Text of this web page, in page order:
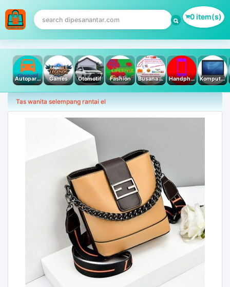
0 item(s)
Autoparts Games Otomotif Fashion Busana Muslim Handphone & Tablet Komputer PC & Laptop
Tas wanita selempang rantai el